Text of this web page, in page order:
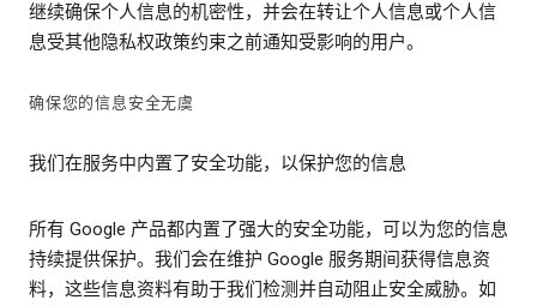
继续确保个人信息的机密性，并会在转让个人信息或个人信
息受其他隐私权政策约束之前通知受影响的用户。
确保您的信息安全无虞
我们在服务中内置了安全功能，以保护您的信息
所有 Google 产品都内置了强大的安全功能，可以为您的信息
持续提供保护。我们会在维护 Google 服务期间获得信息资
料，这些信息资料有助于我们检测并自动阻止安全威胁。如